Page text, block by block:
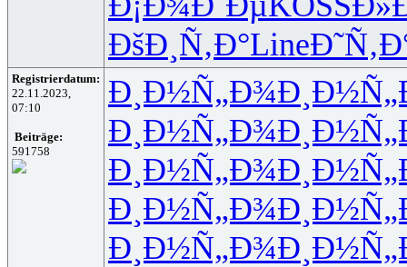
ÐšÐ¸Ñ‚Ð°Line
Registrierdatum:
22.11.2023,
07:10
Beiträge:
591758
Ð¸Ð½Ñ„Ð¾
Ð¸Ð½Ñ„Ð¾
Ð¸Ð½Ñ„Ð¾
Ð¸Ð½Ñ„Ð¾
Ð¸Ð½Ñ„Ð¾